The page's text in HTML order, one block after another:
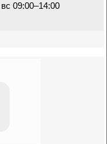
09:00–14:00